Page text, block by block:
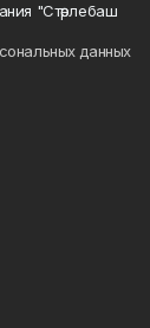
"Стәрлебаш
данных